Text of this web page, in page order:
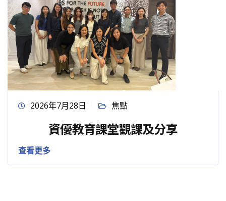
2026年7月28日 焦點
資優教育課堂觀課及分享
查看更多